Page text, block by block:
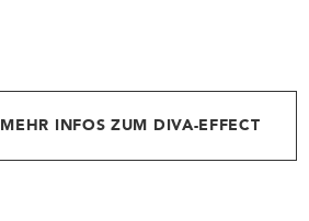
MEHR INFOS ZUM DIVA-EFFECT